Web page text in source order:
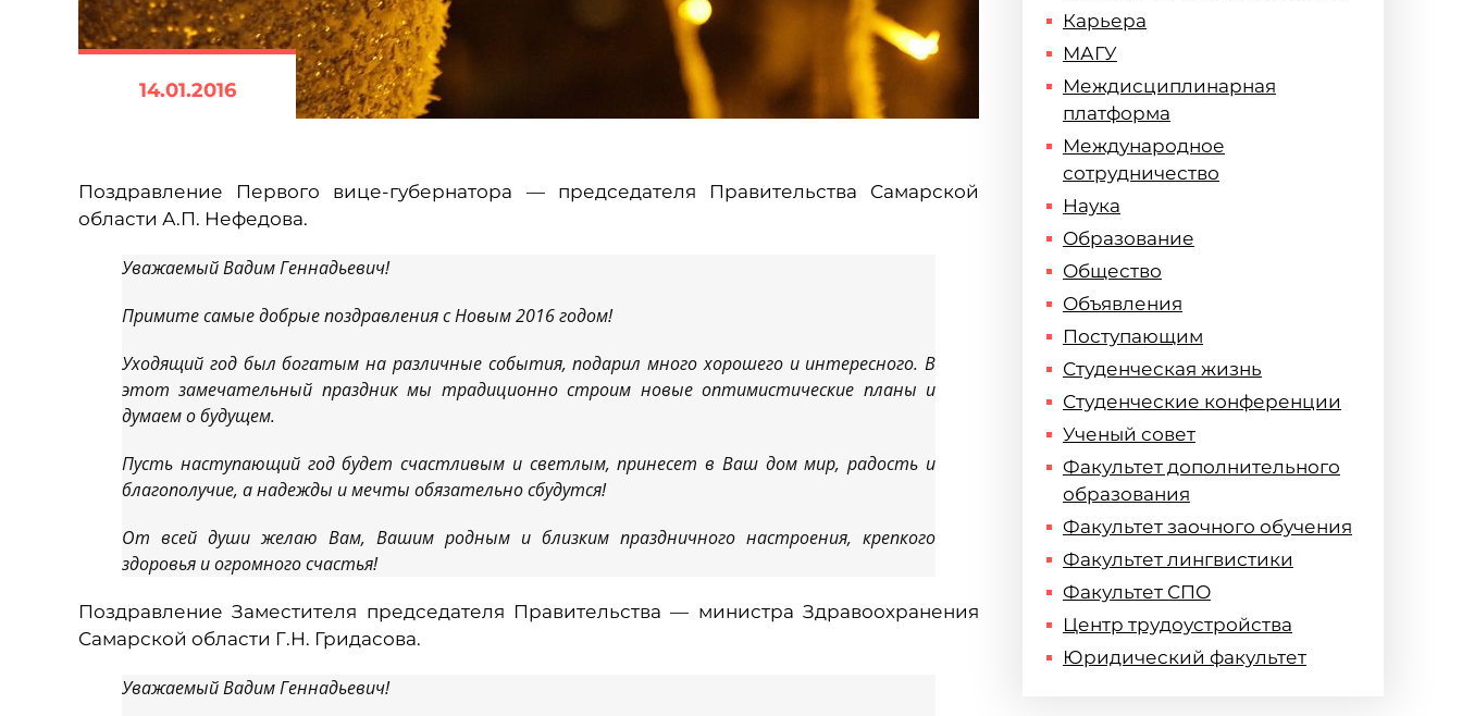
14.01.2016
Поздравление Первого вице-губернатора — председателя Правительства Самарской
области А.П. Нефедова.
Уважаемый Вадим Геннадьевич!
Примите самые добрые поздравления с Новым 2016 годом!
Уходящий год был богатым на различные события, подарил много хорошего и интересного. В
этот замечательный праздник мы традиционно строим новые оптимистические планы и
думаем о будущем.
Пусть наступающий год будет счастливым и светлым, принесет в Ваш дом мир, радость и
благополучие, а надежды и мечты обязательно сбудутся!
От всей души желаю Вам, Вашим родным и близким праздничного настроения, крепкого
здоровья и огромного счастья!
Поздравление Заместителя председателя Правительства — министра Здравоохранения
Самарской области Г.Н. Гридасова.
Уважаемый Вадим Геннадьевич!
Карьера
МАГУ
Междисциплинарная
платформа
Международное
сотрудничество
Наука
Образование
Общество
Объявления
Поступающим
Студенческая жизнь
Студенческие конференции
Ученый совет
Факультет дополнительного
образования
Факультет заочного обучения
Факультет лингвистики
Факультет СПО
Центр трудоустройства
Юридический факультет